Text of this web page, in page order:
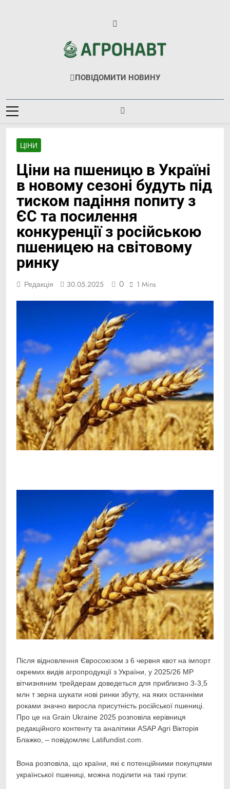
Агронавт
Новини Українського Агробізнесу
ПОВІДОМИТИ НОВИНУ
ЦІНИ
Ціни на пшеницю в Україні
в новому сезоні будуть під
тиском падіння попиту з
ЄС та посилення
конкуренції з російською
пшеницею на світовому
ринку
Редакція 30.05.2025 0 1 Mins
Link
Після відновлення Євросоюзом з 6 червня квот на імпорт
окремих видів агропродукції з України, у 2025/26 МР
вітчизняним трейдерам доведеться для приблизно 3-3,5
млн т зерна шукати нові ринки збуту, на яких останніми
роками значно виросла присутність російської пшениці.
Про це на Grain Ukraine 2025 розповіла керівниця
редакційного контенту та аналітики ASAP Agri Вікторія
Блажко, – повідомляє Latifundist.com.
Вона розповіла, що країни, які є потенційними покупцями
української пшениці, можна поділити на такі групи: